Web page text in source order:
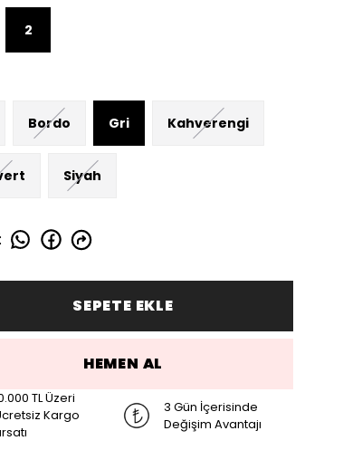
2
Bordo Gri Kahverengi
Siyah
:
SEPETE EKLE
HEMEN AL
TL Üzeri
Kargo
3 Gün İçerisinde
Değişim Avantajı